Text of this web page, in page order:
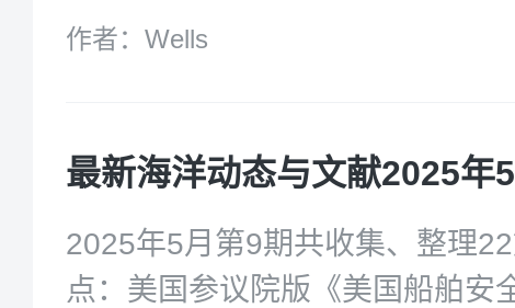
持续海洋经济高级别小组《未来
告；美国海岸警卫队网络司令部
络趋势与洞察》报告；劳氏船级
和国际劳工组织的立法变化》报
美国国防部的关岛防御挑战》；
作者：Wells
最新海洋动态与文献2025年
2025年5月第9期共收集、整理
点：美国参议院版《美国船舶安